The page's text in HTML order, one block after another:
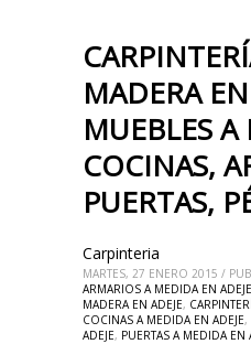
MADERA
MUEBLES
COCINAS,
PUERTAS,
Carpinteria
MARTES, 27 ENERO 2015 /
ARMARIOS A MEDIDA EN ADEJE
MADERA EN ADEJE,
COCINAS A MEDIDA EN ADEJE,
ADEJE, PUERTAS A MEDIDA EN